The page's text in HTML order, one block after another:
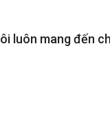
luôn mang đến